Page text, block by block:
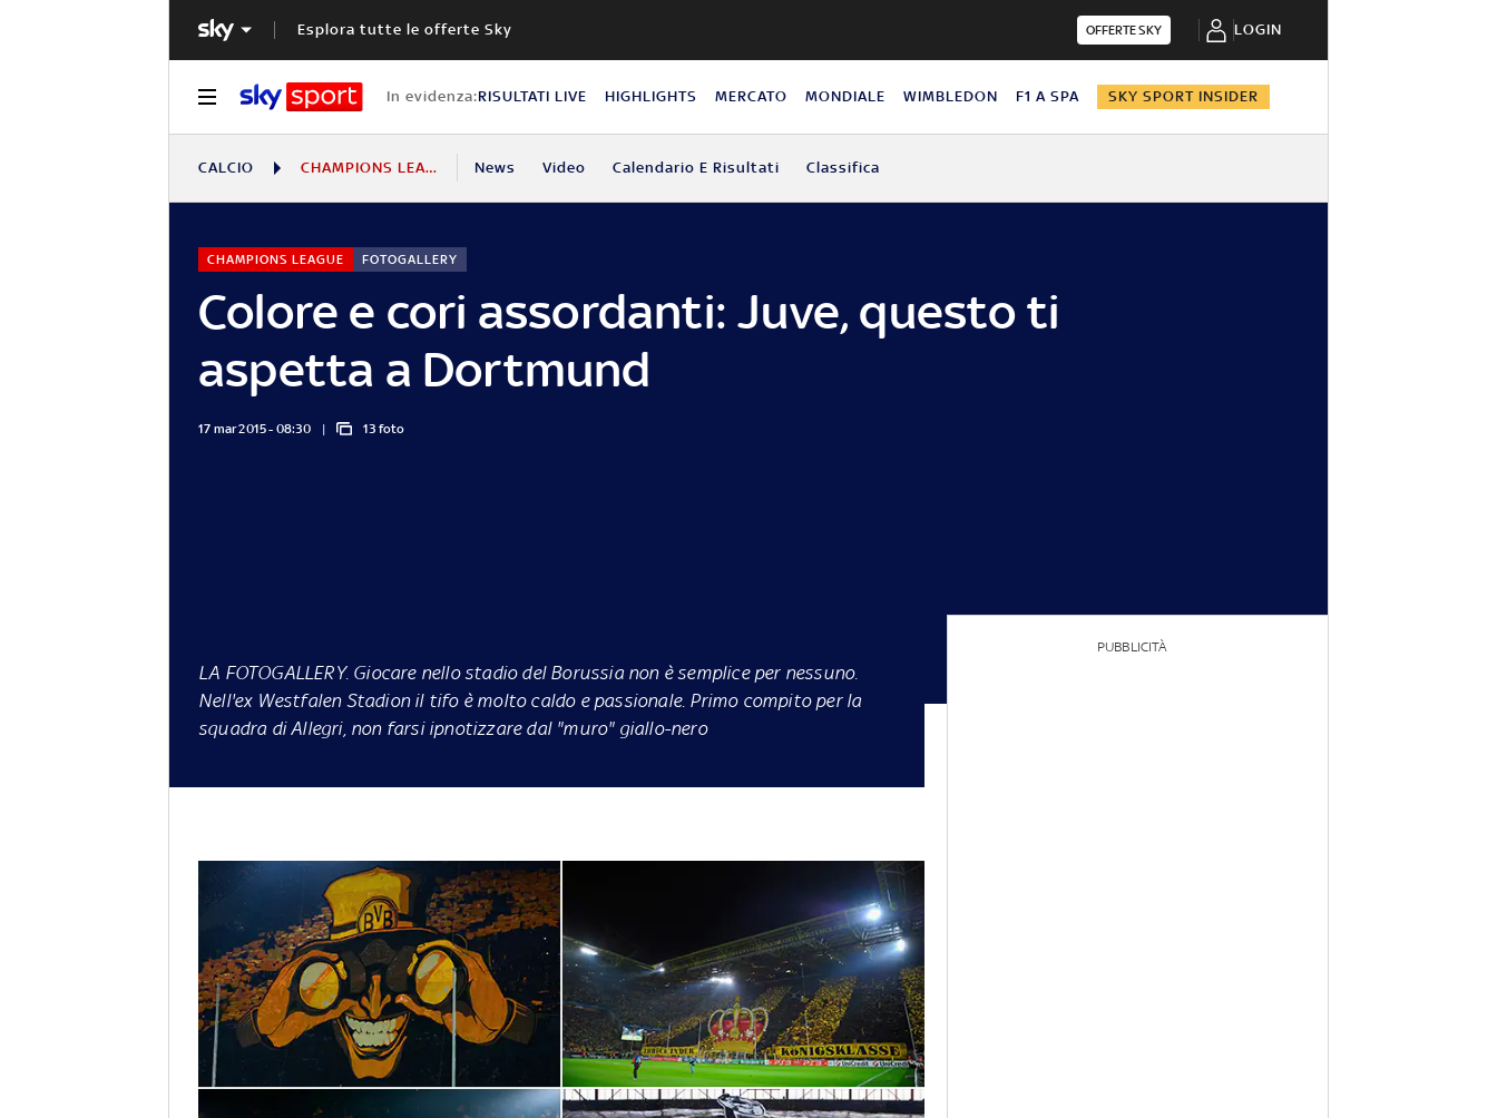
Esplora tutte le offerte Sky OFFERTE SKY LOGIN
In evidenza:RISULTATI LIVE HIGHLIGHTS MERCATO MONDIALE WIMBLEDON F1 A SPA SKY SPORT INSIDER
CALCIO CHAMPIONS LEAGUE News Video Calendario E Risultati Classifica
Colore e cori assordanti: Juve, questo ti
aspetta a Dortmund
CHAMPIONS LEAGUE FOTOGALLERY
17 mar 2015 - 08:30 13 foto
LA FOTOGALLERY. Giocare nello stadio del Borussianon è semplice per nessuno.
Nell'ex Westfalen Stadion il tifo è molto caldo e passionale. Primo compito per la
squadra di Allegri, non farsi ipnotizzare dal "muro" giallo-nero
PUBBLICITÀ